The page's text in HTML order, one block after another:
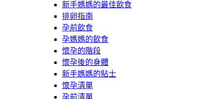
新手媽媽的最佳飲食
排卵指南
孕前飲食
孕媽媽的飲食
懷孕的階段
懷孕後的身體
新手媽媽的貼士
懷孕清單
孕前清單